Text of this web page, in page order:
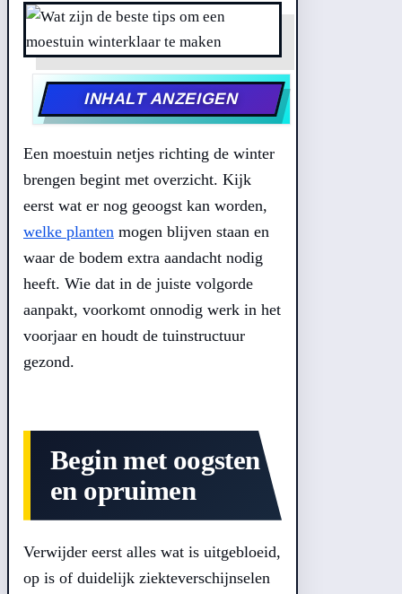
INHALT ANZEIGEN
Een moestuin netjes richting de winter
brengen begint met overzicht. Kijk
eerst wat er nog geoogst kan worden,
welke planten mogen blijven staan en
waar de bodem extra aandacht nodig
heeft. Wie dat in de juiste volgorde
aanpakt, voorkomt onnodig werk in het
voorjaar en houdt de tuinstructuur
gezond.
Begin met oogsten
en opruimen
Verwijder eerst alles wat is uitgebloeid,
op is of duidelijk ziekteverschijnselen